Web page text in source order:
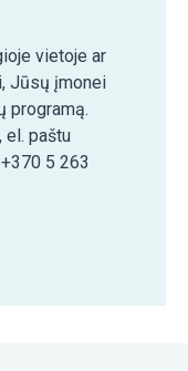
vietoje ar
Jūsų įmonei
programą.
paštu
5 263